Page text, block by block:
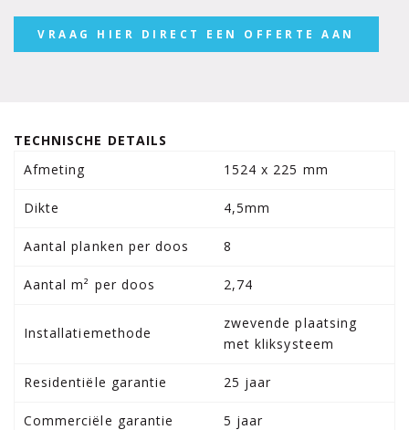
VRAAG HIER DIRECT EEN OFFERTE AAN
TECHNISCHE DETAILS
Afmeting
1524 x 225 mm
Dikte 4,5mm
Aantal planken per doos 8
Aantal m² per doos 2,74
Installatiemethode
zwevende plaatsing
met kliksysteem
Residentiële garantie 25 jaar
Commerciële garantie 5 jaar